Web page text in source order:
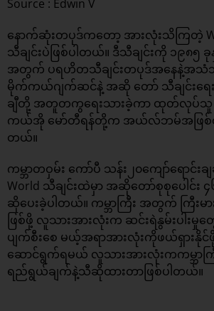
Source : Edwin V
နောက်ဆုံးတပုဒ်ကတော့ အားလုံးသိကြတဲ့ We
သီချင်းပဲဖြစ်ပါတယ်။ ဒီသီချင်းကို ၁၉၈၅
အတွက် ပရဟိတသီချင်းတပုဒ်အနေနဲ့အသံသွင်
မိုက်ကယ်ဂျက်ဆင်နဲ့ အဆို တော် သီချင်းရေ
ချီတို့ အတူတကွရေးသားခဲ့ကာ ထုတ်လုပ်သူ
ကယ်အို မော်တီရန်တို့က အယ်လ်ဘမ်အဖြစ်ထု
တယ်။
ကမ္ဘာတဝှမ်း ကော်ပီ သန်း၂၀ကျော်ရောင်းချ
World သီချင်းထဲမှာ အဆိုတော်စုစုပေါင်း
ဆိုပေးခဲ့ပါတယ်။ ကမ္ဘာကြီး အတွက် ကြီးမ
ဖြစ်ဖို့ လူသားအားလုံးက ဆင်းရဲနွမ်းပါ
ပျက်စီးစေ မယ့်အရာအားလုံးကိုဖယ်ရှာ
ဆောင်ရွက်ရမယ် လူသားအားလုံးကကမ္ဘာက
ရည်ရွယ်ချက်နဲ့သီဆိုထားတာဖြစ်ပါတယ်။